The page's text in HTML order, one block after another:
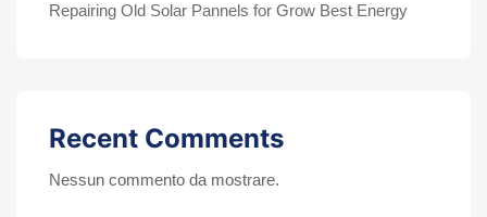
Repairing Old Solar Pannels for Grow Best Energy
Recent Comments
Nessun commento da mostrare.